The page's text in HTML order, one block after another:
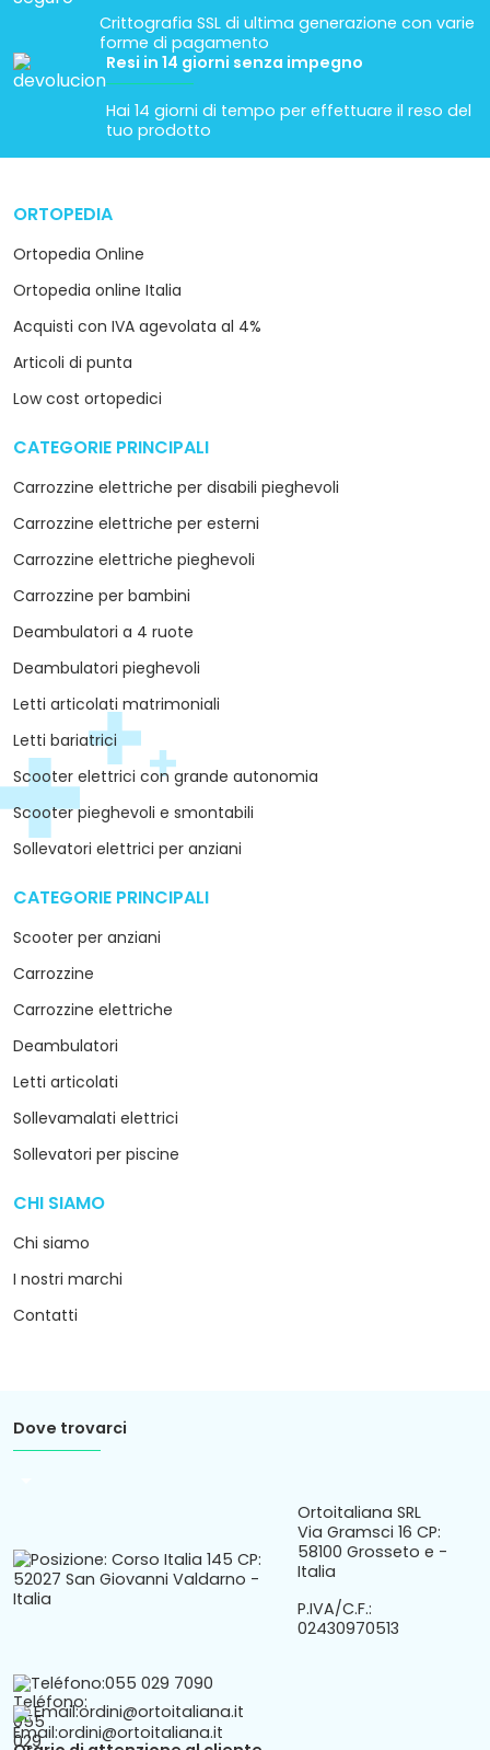
Crittografia SSL di ultima generazione con varie
forme di pagamento
Resi in 14 giorni senza impegno
Hai 14 giorni di tempo per effettuare il reso del
tuo prodotto
ORTOPEDIA
Ortopedia Online
Ortopedia online Italia
Acquisti con IVA agevolata al 4%
Articoli di punta
Low cost ortopedici
CATEGORIE PRINCIPALI
Carrozzine elettriche per disabili pieghevoli
Carrozzine elettriche per esterni
Carrozzine elettriche pieghevoli
Carrozzine per bambini
Deambulatori a 4 ruote
Deambulatori pieghevoli
Letti articolati matrimoniali
Letti bariatrici
Scooter elettrici con grande autonomia
Scooter pieghevoli e smontabili
Sollevatori elettrici per anziani
CATEGORIE PRINCIPALI
Scooter per anziani
Carrozzine
Carrozzine elettriche
Deambulatori
Letti articolati
Sollevamalati elettrici
Sollevatori per piscine
CHI SIAMO
Chi siamo
I nostri marchi
Contatti
Dove trovarci
Ortoitaliana SRL
Via Gramsci 16 CP:
58100 Grosseto e -
Italia
P.IVA/C.F.:
02430970513
Teléfono:055 029 7090
Email:ordini@ortoitaliana.it